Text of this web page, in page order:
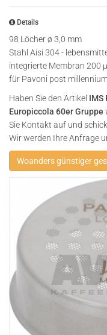
Details
98 Löcher ø 3,0 mm
Stahl Aisi 304 -
integrierte Membran 200
für Pavoni post
Haben Sie den Artikel IMS
Europiccola 60er Gruppe
Sie Kontakt auf und
Wir werden Ihre Anfrage
Woanders günstiger